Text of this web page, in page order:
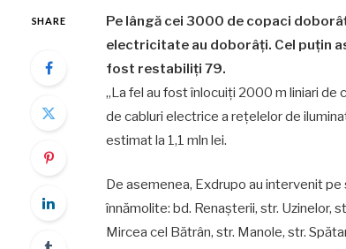
SHARE
Pe lângă cei 3000 de copaci
electricitate au doborâți. Cel puțin
fost restabiliți 79.
„La fel au fost înlocuiți 2000 m liniari
de cabluri electrice a rețelelor de
estimat la 1,1 mln lei.
De asemenea, Exdrupo au intervenit
înnămolite: bd. Renașterii, str. Uzinelor,
Mircea cel Bătrân, str. Manole, str.